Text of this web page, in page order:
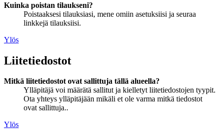
Kuinka poistan tilaukseni?
Poistaaksesi tilauksiasi, mene omiin asetuksiisi ja seuraa
linkkejä tilauksiisi.
Ylös
Liitetiedostot
Mitkä liitetiedostot ovat sallittuja tällä alueella?
Ylläpitäjä voi määrätä sallitut ja kielletyt liitetiedostojen tyypit.
Ota yhteys ylläpitäjään mikäli et ole varma mitkä tiedostot
ovat sallittuja..
Ylös